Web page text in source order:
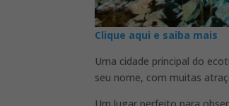
Clique aqui e saiba mais
Uma cidade principal do
seu nome, com muitas